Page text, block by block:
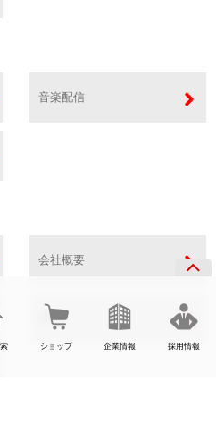
ショップ 企業情報 採用情報
音楽配信
会社概要
SDGs